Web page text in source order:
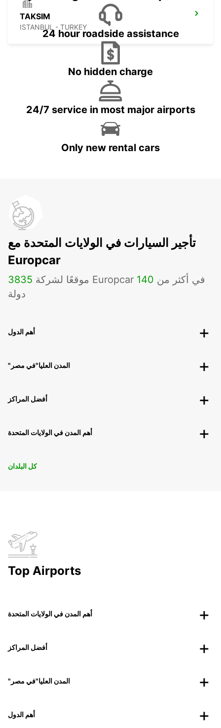
TAKSIM
ISTANBUL - TURKEY
24 hour roadside assistance
No hidden charge
24/7 service in most major airports
Only new rental cars
تأجير السيارات في الولايات المتحدة مع
Europcar
3835 موقعًا لشركة Europcar في أكثر من 140
دولة
أهم الدول
"المدن العليا"في مصر
أفضل المراكز
أهم المدن في الولايات المتحدة
كل البلدان
Top Airports
أهم المدن في الولايات المتحدة
أفضل المراكز
"المدن العليا"في مصر
أهم الدول